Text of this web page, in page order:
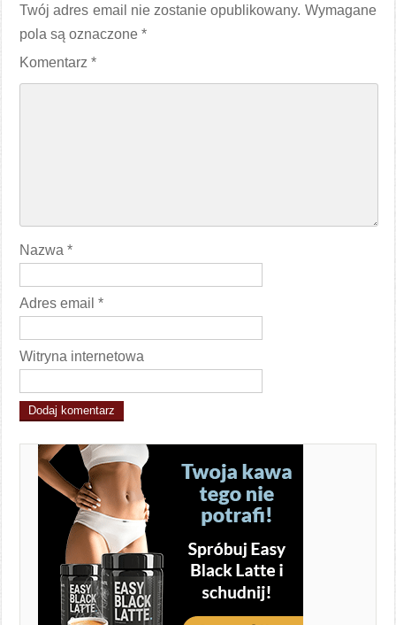
Twój adres email nie zostanie opublikowany. Wymagane
pola są oznaczone*
Komentarz*
Nazwa*
Adres email*
Witryna internetowa